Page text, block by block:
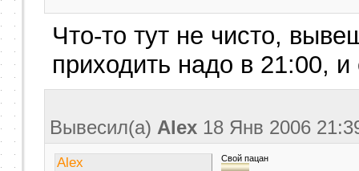
Что-то тут не чисто,
приходить надо в 21:00,
Вывесил(a) Alex18 Янв 2006
Alex
Свой пацан